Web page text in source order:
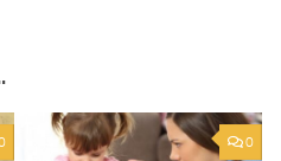
0